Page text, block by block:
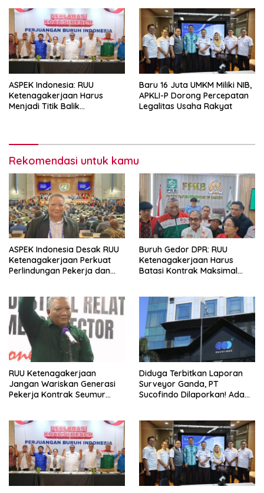
ASPEK Indonesia: RUU
Ketenagakerjaan Harus
Menjadi Titik Balik
Baru 16 Juta UMKM Miliki NIB,
APKLI-P Dorong Percepatan
Legalitas Usaha Rakyat
Rekomendasi untuk kamu
ASPEK Indonesia Desak RUU
Ketenagakerjaan Perkuat
Perlindungan Pekerja dan
Buruh Gedor DPR: RUU
Ketenagakerjaan Harus
Batasi Kontrak Maksimal
RUU Ketenagakerjaan
Jangan Wariskan Generasi
Pekerja Kontrak Seumur
Diduga Terbitkan Laporan
Surveyor Ganda, PT
Sucofindo Dilaporkan! Ada